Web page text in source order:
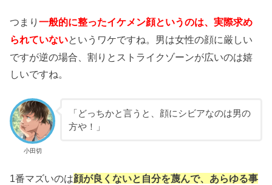
つまり一般的に整ったイケメン顔というのは、実際求め
られていないというワケですね。男は女性の顔に厳しい
ですが逆の場合、割りとストライクゾーンが広いのは嬉
しいですね。
小田切
「どっちかと言うと、顔にシビアなのは男の
方や！」
1番マズいのは顔が良くないと自分を蔑んで、あらゆる事